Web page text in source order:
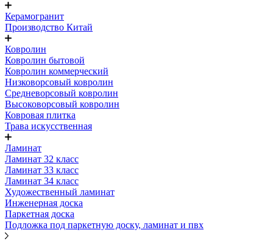
Керамогранит
Производство Китай
Ковролин
Ковролин бытовой
Ковролин коммерческий
Низковорсовый ковролин
Средневорсовый ковролин
Высоковорсовый ковролин
Ковровая плитка
Трава искусственная
Ламинат
Ламинат 32 класс
Ламинат 33 класс
Ламинат 34 класс
Художественный ламинат
Инженерная доска
Паркетная доска
Подложка под паркетную доску, ламинат и пвх